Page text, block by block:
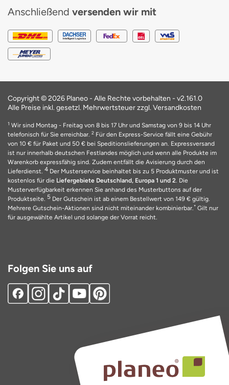
Anschließend versenden wir mit
Copyright © 2026 Planeo - Alle Rechte vorbehalten - v2.161.0
Alle Preise inkl. gesetzl. Mehrwertsteuer zzgl. Versandkosten
1 Wir sind Montag - Freitag von 8 bis 17 Uhr und Samstag von 9 bis 14 Uhr
telefonisch für Sie erreichbar. 2 Für den Express-Service fällt eine Gebühr
von 10 € für Paket und 50 € bei Speditionslieferungen an. Expressversand
ist nur innerhalb deutschen Festlandes möglich und wenn alle Produkte im
Warenkorb expressfähig sind. Zudem entfällt die Avisierung durch den
Lieferdienst. 4 Der Musterservice beinhaltet bis zu 5 Produktmuster und ist
kostenlos für die Liefergebiete Deutschland, Europa 1 und 2. Die
Musterverfügbarkeit erkennen Sie anhand des Musterbuttons auf der
Produktseite. 5 Der Gutschein ist ab einem Bestellwert von 149 € gültig.
Mehrere Gutschein-Aktionen sind nicht miteinander kombinierbar.* Gilt nur
für ausgewählte Artikel und solange der Vorrat reicht.
Folgen Sie uns auf